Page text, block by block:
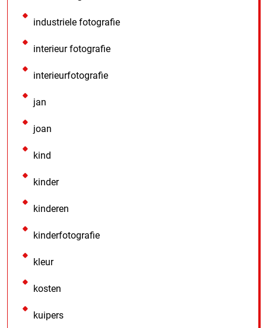
industriele fotografie
interieur fotografie
interieurfotografie
jan
joan
kind
kinder
kinderen
kinderfotografie
kleur
kosten
kuipers